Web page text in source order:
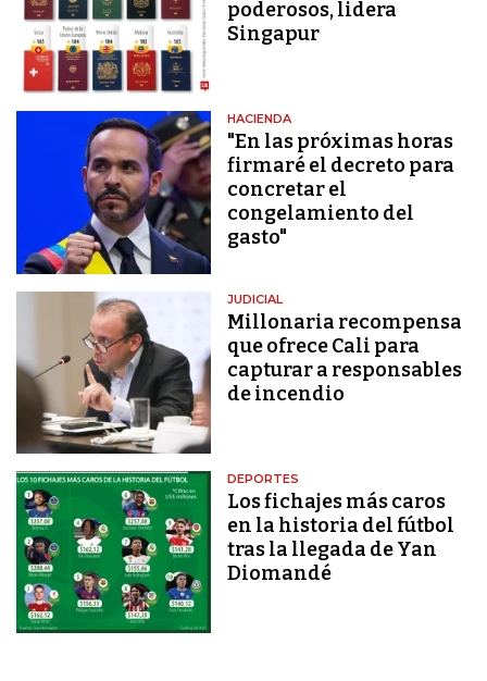
poderosos, lidera
Singapur
HACIENDA
"En las próximas horas
firmaré el decreto para
concretar el
congelamiento del
gasto"
JUDICIAL
Millonaria recompensa
que ofrece Cali para
capturar a responsables
de incendio
DEPORTES
Los fichajes más caros
en la historia del fútbol
tras la llegada de Yan
Diomandé